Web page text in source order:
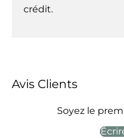
crédit.
Avis Clients
Soyez le